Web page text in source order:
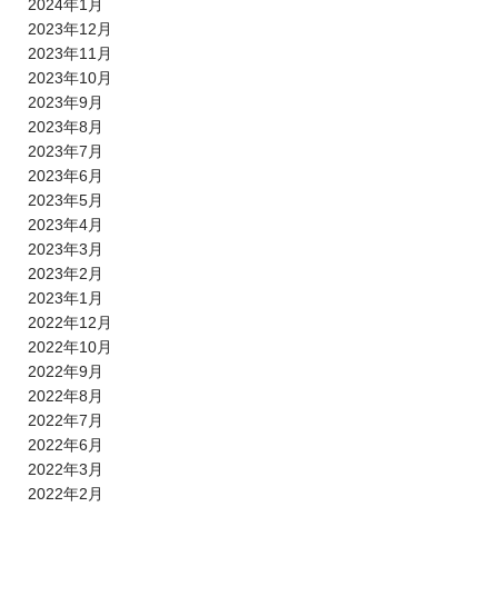
2024年1月
2023年12月
2023年11月
2023年10月
2023年9月
2023年8月
2023年7月
2023年6月
2023年5月
2023年4月
2023年3月
2023年2月
2023年1月
2022年12月
2022年10月
2022年9月
2022年8月
2022年7月
2022年6月
2022年3月
2022年2月